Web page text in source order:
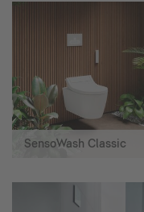
SensoWash Classic